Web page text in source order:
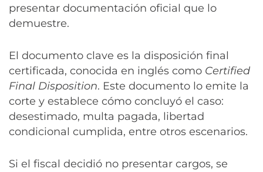
presentar documentación oficial que lo
demuestre.
El documento clave es la disposición final
certificada, conocida en inglés como Certified
Final Disposition. Este documento lo emite la
corte y establece cómo concluyó el caso:
desestimado, multa pagada, libertad
condicional cumplida, entre otros escenarios.
Si el fiscal decidió no presentar cargos, se